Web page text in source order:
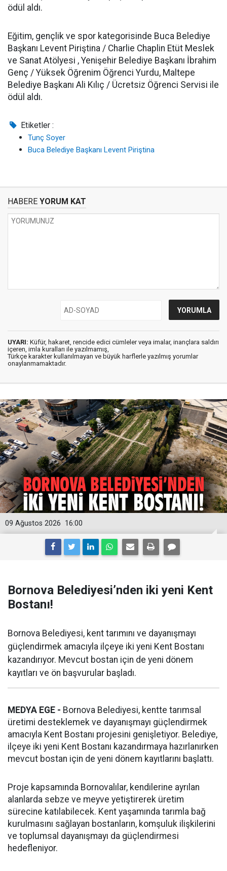
ödül aldı.
Eğitim, gençlik ve spor kategorisinde Buca Belediye
Başkanı Levent Piriştina / Charlie Chaplin Etüt Meslek
ve Sanat Atölyesi , Yenişehir Belediye Başkanı İbrahim
Genç / Yüksek Öğrenim Öğrenci Yurdu, Maltepe
Belediye Başkanı Ali Kılıç / Ücretsiz Öğrenci Servisi ile
ödül aldı.
Etiketler :
Tunç Soyer
Buca Belediye Başkanı Levent Piriştina
HABERE YORUM KAT
UYARI: Küfür, hakaret, rencide edici cümleler veya imalar, inançlara saldırı
içeren, imla kuralları ile yazılmamış,
Türkçe karakter kullanılmayan ve büyük harflerle yazılmış yorumlar
onaylanmamaktadır.
16:00
09 Ağustos 2026
Bornova Belediyesi’nden iki yeni Kent
Bostanı!
Bornova Belediyesi, kent tarımını ve dayanışmayı
güçlendirmek amacıyla ilçeye iki yeni Kent Bostanı
kazandırıyor. Mevcut bostan için de yeni dönem
kayıtları ve ön başvurular başladı.
MEDYA EGE - Bornova Belediyesi, kentte tarımsal
üretimi desteklemek ve dayanışmayı güçlendirmek
amacıyla Kent Bostanı projesini genişletiyor. Belediye,
ilçeye iki yeni Kent Bostanı kazandırmaya hazırlanırken
mevcut bostan için de yeni dönem kayıtlarını başlattı.
Proje kapsamında Bornovalılar, kendilerine ayrılan
alanlarda sebze ve meyve yetiştirerek üretim
sürecine katılabilecek. Kent yaşamında tarımla bağ
kurulmasını sağlayan bostanların, komşuluk ilişkilerini
ve toplumsal dayanışmayı da güçlendirmesi
hedefleniyor.